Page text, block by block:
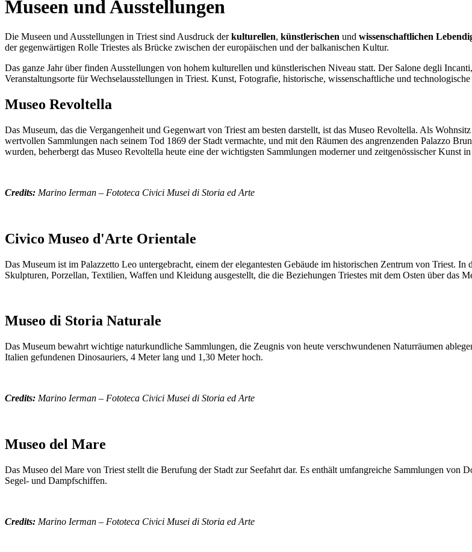
Museen und Ausstellungen
Die Museen und Ausstellungen in Triest sind Ausdruck derkulturellen, künstlerischen und wissenschaftlichen
der gegenwärtigen Rolle Triestes als Brücke zwischen der europäischen und der balkanischen Kultur.
Das ganze Jahr über finden Ausstellungen von hohem kulturellen und künstlerischen Niveau statt. Der Salone degli
Veranstaltungsorte für Wechselausstellungen in Triest. Kunst, Fotografie, historische, wissenschaftliche und
Museo Revoltella
Das Museum, das die Vergangenheit und Gegenwart von Triest am besten darstellt, ist das Museo Revoltella. Als
wertvollen Sammlungen nach seinem Tod 1869 der Stadt vermachte, und mit den Räumen des angrenzenden Palazzo
wurden, beherbergt das Museo Revoltella heute eine der wichtigsten Sammlungen moderner und zeitgenössischer Kunst
Credits: Marino Ierman – Fototeca Civici Musei di Storia ed Arte
Civico Museo d'Arte Orientale
Das Museum ist im Palazzetto Leo untergebracht, einem der elegantesten Gebäude im historischen Zentrum von Triest. In
Skulpturen, Porzellan, Textilien, Waffen und Kleidung ausgestellt, die die Beziehungen Triestes mit dem Osten über das
Museo di Storia Naturale
Das Museum bewahrt wichtige naturkundliche Sammlungen, die Zeugnis von heute verschwundenen Naturräumen
Italien gefundenen Dinosauriers, 4 Meter lang und 1,30 Meter hoch.
Credits: Marino Ierman – Fototeca Civici Musei di Storia ed Arte
Museo del Mare
Das Museo del Mare von Triest stellt die Berufung der Stadt zur Seefahrt dar. Es enthält umfangreiche Sammlungen
Segel- und Dampfschiffen.
Credits: Marino Ierman – Fototeca Civici Musei di Storia ed Arte